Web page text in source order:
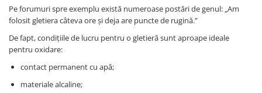
Pe forumuri spre exemplu există numeroase postări de genul: „Am
folosit gletiera câteva ore și deja are puncte de rugină.”
De fapt, condițiile de lucru pentru o gletieră sunt aproape ideale
pentru oxidare:
contact permanent cu apă;
materiale alcaline;